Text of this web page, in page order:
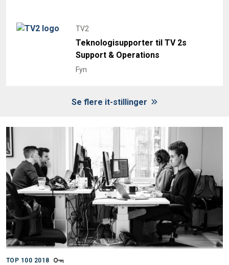
TV2
Teknologisupporter til TV 2s
Support & Operations
Fyn
Se flere it-stillinger
TOP 100 2018